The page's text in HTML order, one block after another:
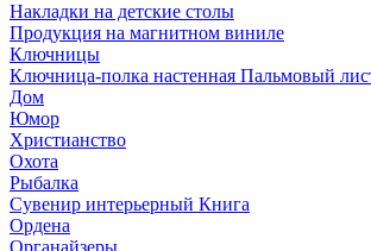
Накладки на детские столы
Продукция на магнитном виниле
Ключницы
Ключница-полка настенная Пальмовый
Дом
Юмор
Христианство
Охота
Рыбалка
Сувенир интерьерный Книга
Ордена
Органайзеры